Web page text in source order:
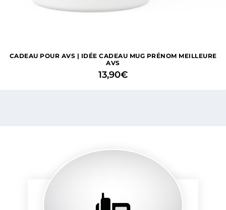
CADEAU POUR AVS | IDÉE CADEAU MUG PRÉNOM MEILLEURE
AVS
13,90€